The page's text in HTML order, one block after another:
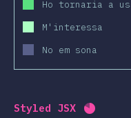
Ho tornaria a
M'interessa
No em sona
Styled JSX